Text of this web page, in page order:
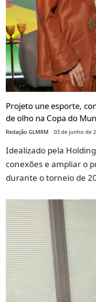
Projeto une esporte,
de olho na Copa do
Redação GLMRM 03 de junho de
Idealizado pela
conexões e ampliar o
durante o torneio de